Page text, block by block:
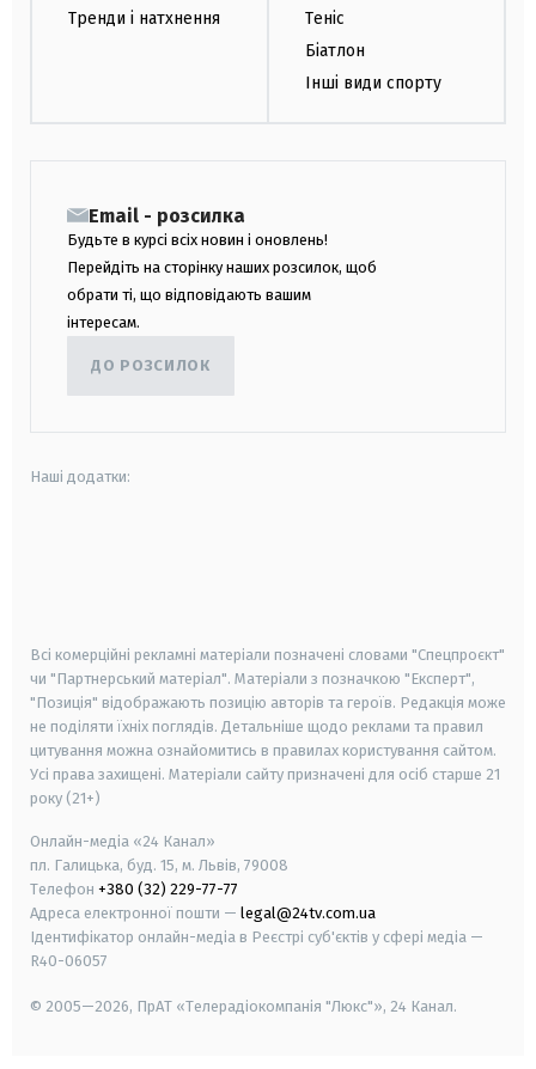
Тренди і натхнення
Теніс
Біатлон
Інші види спорту
Email - розсилка
Будьте в курсі всіх новин і оновлень!
Перейдіть на сторінку наших розсилок, щоб
обрати ті, що відповідають вашим
інтересам.
ДО РОЗСИЛОК
Наші додатки:
Всі комерційні рекламні матеріали позначені словами "Спецпроєкт"
чи "Партнерський матеріал". Матеріали з позначкою "Експерт",
"Позиція" відображають позицію авторів та героїв. Редакція може
не поділяти їхніх поглядів. Детальніше щодо реклами та правил
цитування можна ознайомитись в правилах користування сайтом.
Усі права захищені. Матеріали сайту призначені для осіб старше 21
року (21+)
Онлайн-медіа «24 Канал»
пл. Галицька, буд. 15, м. Львів, 79008
Телефон +380 (32) 229-77-77
Адреса електронної пошти — legal@24tv.com.ua
Ідентифікатор онлайн-медіа в Реєстрі суб'єктів у сфері медіа —
R40-06057
© 2005—2026, ПрАТ «Телерадіокомпанія "Люкс"», 24 Канал.